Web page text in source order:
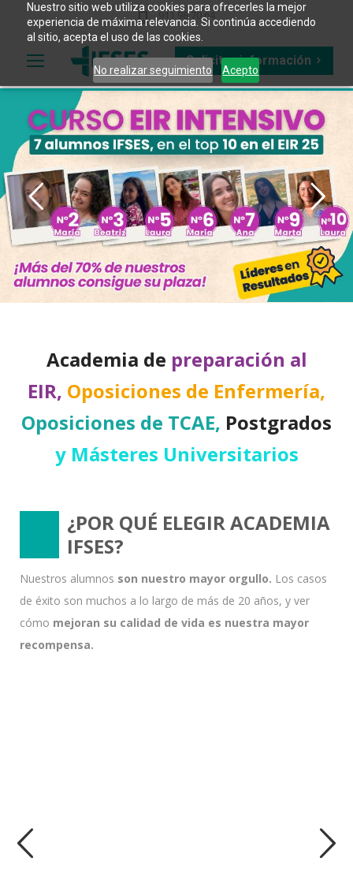
Nuestro sitio web utiliza cookies para ofrecerles la mejor
experiencia de máxima relevancia. Si continúa accediendo
al sitio, acepta el uso de las cookies.
No realizar seguimiento Acepto
911 98 70 64
Solicitar información
Academia de preparación al
EIR, Oposiciones de Enfermería,
Oposiciones de TCAE, Postgrados
y Másteres Universitarios
¿POR QUÉ ELEGIR ACADEMIA
IFSES?
Nuestros alumnos son nuestro mayor orgullo. Los casos
de éxito son muchos a lo largo de más de 20 años, y ver
cómo mejoran su calidad de vida es nuestra mayor
recompensa.